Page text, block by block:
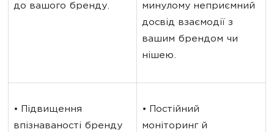
до вашого бренду.
минулому неприємний
досвід взаємодії з
вашим брендом чи
нішею.
• Підвищення
впізнаваності бренду
• Постійний
моніторинг й